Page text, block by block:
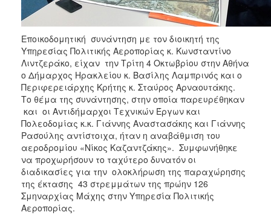
ΠΟΛΙΤΙΣΜΟΣ
ΑΝΘΕΚΤΙΚΗ
ΠΟΛΗ
Εποικοδομητική συνάντηση με τον διοικητή της
Υπηρεσίας Πολιτικής Αεροπορίας κ. Κωνσταντίνο
Λιντζεράκο, είχαν την Τρίτη 4 Οκτωβρίου στην Αθήνα
ο Δήμαρχος Ηρακλείου κ. Βασίλης Λαμπρινός και ο
Περιφερειάρχης Κρήτης κ. Σταύρος Αρναουτάκης.
Το θέμα της συνάντησης, στην οποία παρευρέθηκαν
και οι Αντιδήμαρχοι Τεχνικών Έργων και
Πολεοδομίας κ.κ. Γιάννης Αναστασάκης και Γιάννης
Ρασούλης αντίστοιχα, ήταν η αναβάθμιση του
αεροδρομίου «Νίκος Καζαντζάκης». Συμφωνήθηκε
να προχωρήσουν το ταχύτερο δυνατόν οι
διαδικασίες για την ολοκλήρωση της παραχώρησης
της έκτασης 43 στρεμμάτων της πρώην 126
Σμηναρχίας Μάχης στην Υπηρεσία Πολιτικής
Αεροπορίας.